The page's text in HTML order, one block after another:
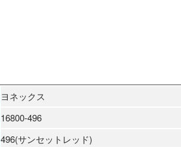
ヨネックス
16800-496
496(サンセットレッド)